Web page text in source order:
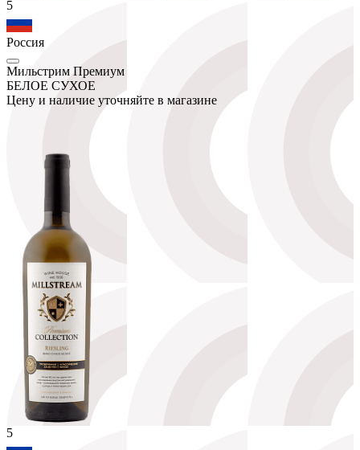
5
Россия
Мильстрим Премиум
БЕЛОЕ СУХОЕ
Цену и наличие уточняйте в магазине
5